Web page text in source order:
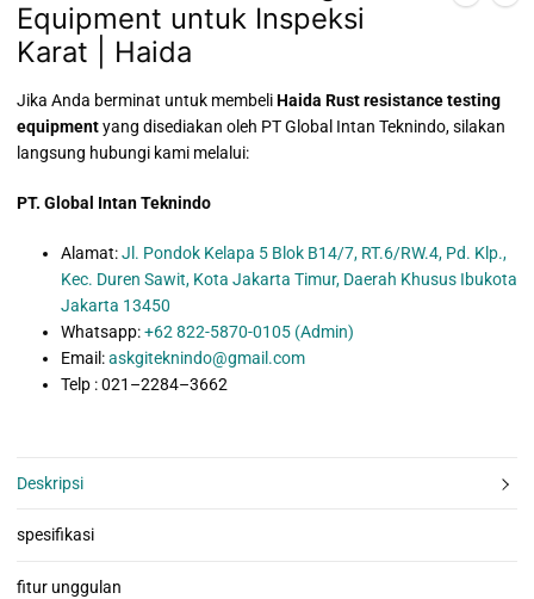
Equipment untuk Inspeksi
Karat | Haida
Jika Anda berminat untuk membeliHaida Rust resistance testing
equipmentyang disediakan oleh PT Global Intan Teknindo, silakan
langsung hubungi kami melalui:
PT. Global Intan Teknindo
Alamat:Jl. Pondok Kelapa 5 Blok B14/7, RT.6/RW.4, Pd. Klp.,
Kec. Duren Sawit, Kota Jakarta Timur, Daerah Khusus Ibukota
Jakarta 13450
Whatsapp: +62 822-5870-0105 (Admin)
Email:askgiteknindo@gmail.com
Telp : 021–2284–3662
Deskripsi
spesifikasi
fitur unggulan